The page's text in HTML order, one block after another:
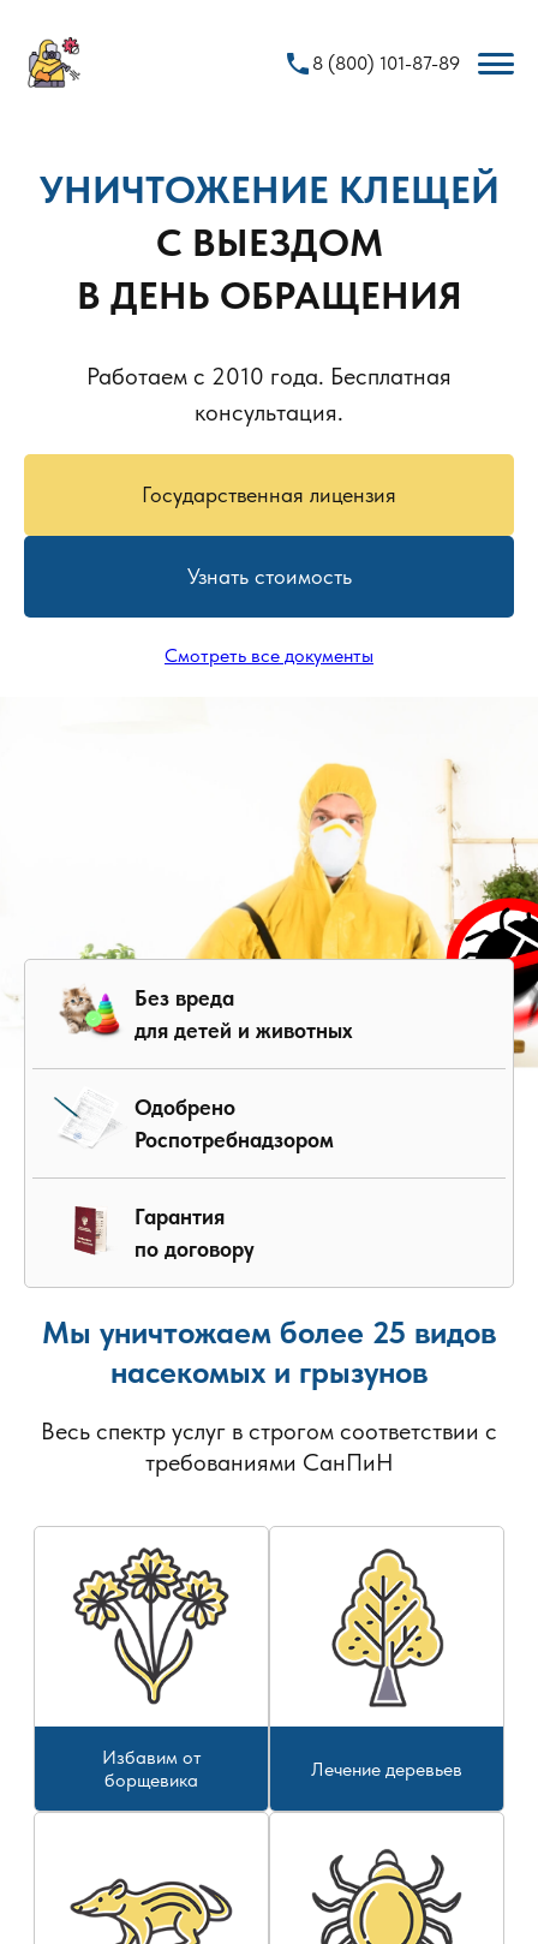
phone 8 (800) 101-87-89
УНИЧТОЖЕНИЕ КЛЕЩЕЙ
С ВЫЕЗДОМ
В ДЕНЬ ОБРАЩЕНИЯ
Работаем с 2010 года. Бесплатная
консультация.
Государственная лицензия
Узнать стоимость
Смотреть все документы
Без вреда
для детей и животных
Одобрено
Роспотребнадзором
Гарантия
по договору
Мы уничтожаем более 25 видов
насекомых и грызунов
Весь спектр услуг в строгом соответствии с
требованиями СанПиН
Избавим от
борщевика
Лечение деревьев